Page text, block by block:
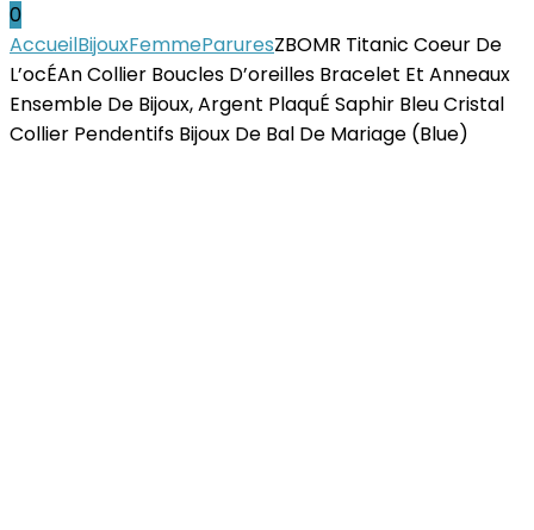
0
AccueilBijouxFemmeParuresZBOMR Titanic Coeur De
L’ocÉAn Collier Boucles D’oreilles Bracelet Et Anneaux
Ensemble De Bijoux, Argent PlaquÉ Saphir Bleu Cristal
Collier Pendentifs Bijoux De Bal De Mariage (Blue)